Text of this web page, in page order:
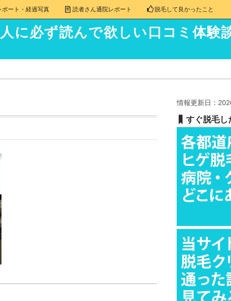
に必ず読んで欲しい口コミ体験
情報更新日：
すぐ脱毛し
ポート・経過写真 読者さん通院レポート 脱毛して良かったこと